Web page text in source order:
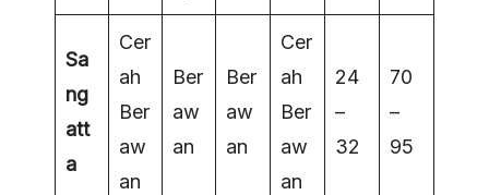
Sa
ng
att
a
Cer
ah
Ber
aw
an
Ber
aw
an
Ber
aw
an
Cer
ah
Ber
aw
an
24
–
32
70
–
95